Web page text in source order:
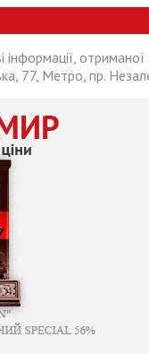
інформації,
77, Метро, пр.